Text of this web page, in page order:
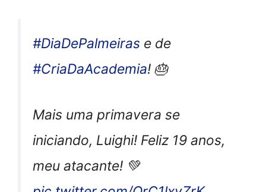
#DiaDePalmeiras e de
#CriaDaAcademia! 🎂
Mais uma primavera se
iniciando, Luighi! Feliz 19 anos,
meu atacante! 💚